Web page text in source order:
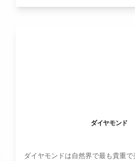
ダイヤモンド
ダイヤモンドは自然界で最も貴重